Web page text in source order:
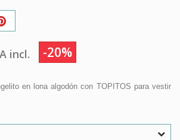
incl. -20%
en lona algodón con TOPITOS para vestir